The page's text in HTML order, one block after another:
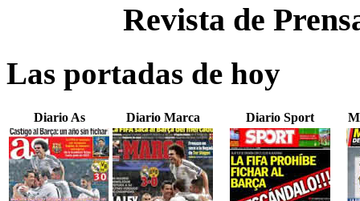
Revista de
Las portadas de hoy
Diario As Diario Marca Diario Sport